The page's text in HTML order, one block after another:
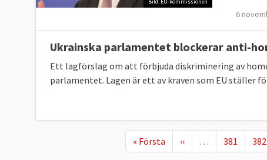
Bild: EU-kommissionen
6
Ukrainska parlamentet blockerar anti-
Ett lagförslag om att förbjuda diskriminering av
parlamentet. Lagen är ett av kraven som EU ställer
First page
« Första Föregående sida
‹‹ … Page
381 Page
382